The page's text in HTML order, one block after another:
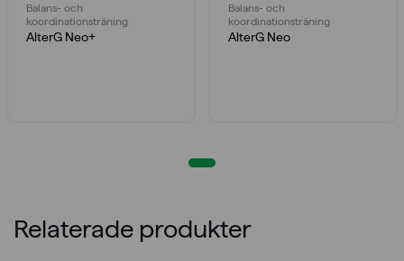
Balans- och
koordinationsträning
AlterG Neo+
Balans- och
koordinationsträning
AlterG Neo
Relaterade produkter